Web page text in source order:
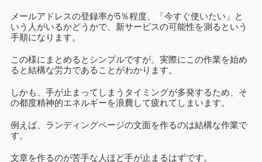
メールアドレスの登録率が5％程度、「今すぐ使いたい」と
いう人がいるかどうかで、新サービスの可能性を測るという
手順になります。
この様にまとめるとシンプルですが、実際にこの作業を始め
ると結構な労力であることがわかります。
しかも、手が止まってしまうタイミングが多発するため、そ
の都度精神的エネルギーを浪費して疲れてしまいます。
例えば、ランディングページの文面を作るのは結構な作業で
す。
文章を作るのが苦手な人ほど手が止まるはずです。